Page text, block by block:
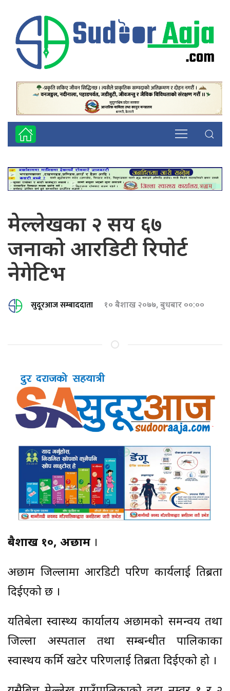
मेल्लेखका २ सय ६७
जनाको आरडिटी रिपोर्ट
नेगेटिभ
सुदूरआज सम्बाददाता १० बैशाख २०७७, बुधबार ००:००
बैशाख १०, अछाम ।
अछाम जिल्लामा आरडिटी परिक्षण कार्यलाई तिब्रता
दिईएको छ ।
यतिबेला स्वास्थ्य कार्यालय अछामको समन्वय तथा
जिल्ला अस्पताल तथा सम्बन्धीत पालिकाका
स्वास्थय कर्मि खटेर परिक्षणलाई तिब्रता दिईएको हो ।